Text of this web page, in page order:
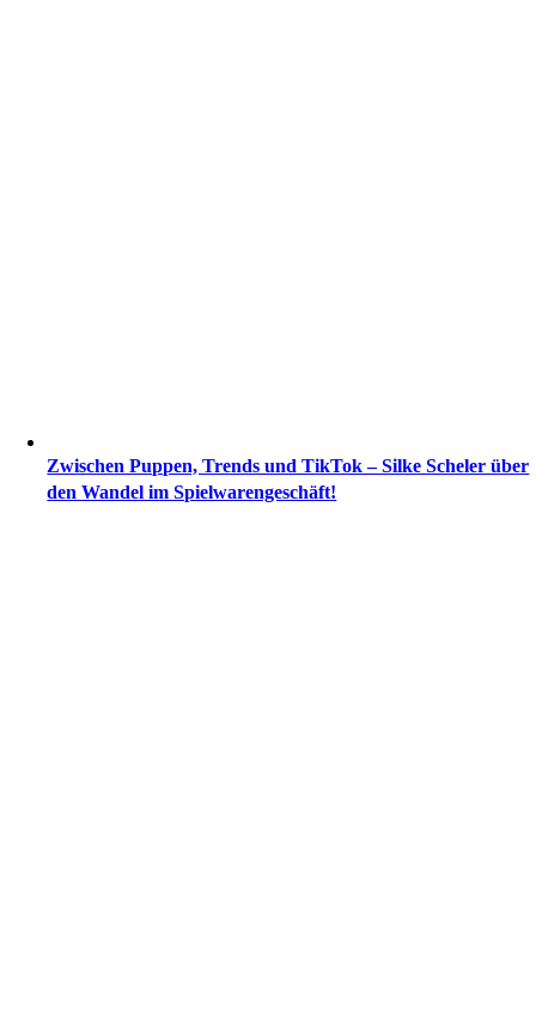
Zwischen Puppen, Trends und TikTok – Silke Scheler über
den Wandel im Spielwarengeschäft!